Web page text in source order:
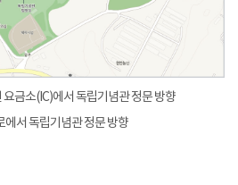
금소(IC)에서 독립기념관 정문 방향
에서 독립기념관 정문 방향